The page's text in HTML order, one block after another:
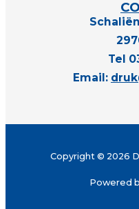
Tel
Email:
Copyright © 2026
Powered